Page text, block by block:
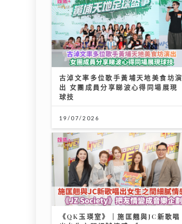
古淖文率多位歌手黃埔天地美食坊演
出 女團成員分享睇波心得同場展現
球技
19/07/2026
《QK玉瑛室》｜施匡翹與JC新歌唱